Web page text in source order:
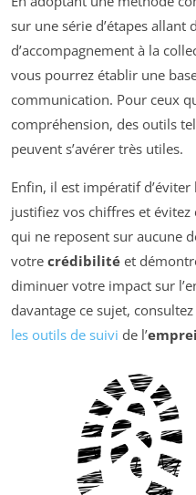
sur une série d’étapes
d’accompagnement à la
vous pourrez établir une
communication. Pour ceux
compréhension, des outils
peuvent s’avérer très utiles.
Enfin, il est impératif d’éviter
justifiez vos chiffres et
qui ne reposent sur aucune
votre crédibilité et
diminuer votre impact sur
davantage ce sujet,
les outils de suivi de l’